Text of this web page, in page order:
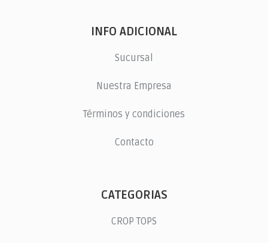
INFO ADICIONAL
Sucursal
Nuestra Empresa
Términos y condiciones
Contacto
CATEGORIAS
CROP TOPS